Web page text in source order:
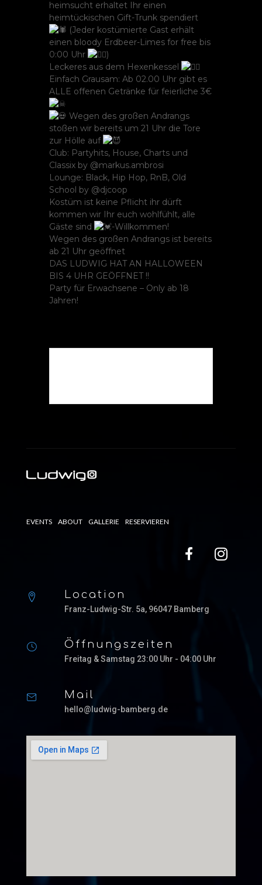
heimsucht erhaltet Ihr einen
heimtückischen Gift-Trunk spendiert
(Jeder kostümierte Gast erhält
einen bloody Erdbeer-Limes for free bis
0:00 Uhr
)
Leckeres aus dem Hexenkessel
Einfach Grausam: Ab 02.00 Uhr gibt es
ALLE offenen Getränke für feierliche 3€
Wegen des großen Andrangs
stoßen wir bereits um 21 Uhr die Tore
zur Hölle auf
Club: Partyhits, House, Charts und
Classix by @markus.ambrosi
Lounge: Black, Hip Hop, RnB, Old
School by @djcoop
Kostüm ist keine Pflicht ihr dürft
kommen wir Ihr euch wohlfühlt, alle
Gäste sind
-Willkommen!
Wegen des großen Andrangs ist bereits
ab 21 Uhr geöffnet
DAS LUDWIG HAT AN HALLOWEEN
BIS 4 UHR GEÖFFNET !!
Party für Erwachsene – Only ab 18
Jahren!
EVENTS ABOUT GALLERIE RESERVIEREN
Location
Franz-Ludwig-Str. 5a, 96047 Bamberg
Öffnungszeiten
Freitag & Samstag 23:00 Uhr - 04:00 Uhr
Mail
hello@ludwig-bamberg.de